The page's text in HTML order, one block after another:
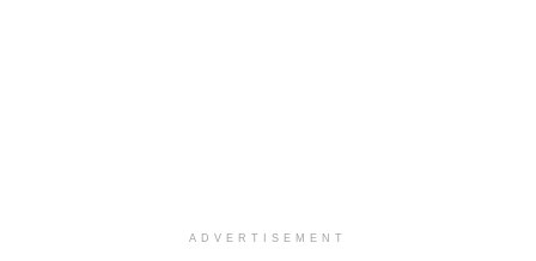
ADVERTISEMENT